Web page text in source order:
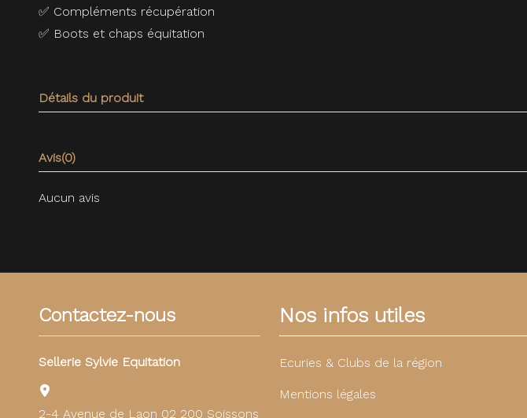
✅ Compléments récupération
✅ Boots et chaps équitation
Détails du produit
Avis(0)
Aucun avis
Contactez-nous
Sellerie Sylvie Equitation
2-4 Avenue de Laon 02 200 Soissons
Nos infos utiles
Ecuries & Clubs de la région
Mentions légales